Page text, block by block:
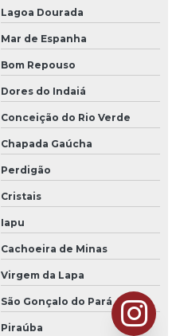
Lagoa Dourada
Mar de Espanha
Bom Repouso
Dores do Indaiá
Conceição do Rio Verde
Chapada Gaúcha
Perdigão
Cristais
Iapu
Cachoeira de Minas
Virgem da Lapa
São Gonçalo do Pará
Piraúba